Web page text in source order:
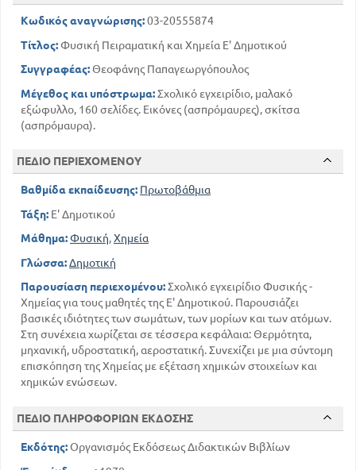
Κωδικός αναγνώρισης:03-20555874
Τίτλος:Φυσική Πειραματική και Χημεία Ε' Δημοτικού
Συγγραφέας:Θεοφάνης Παπαγεωργόπουλος
Μέγεθος και υπόστρωμα:Σχολικό εγχειρίδιο, μαλακό
εξώφυλλο, 160 σελίδες. Εικόνες (ασπρόμαυρες), σκίτσα
(ασπρόμαυρα).
ΠΕΔΙΟ ΠΕΡΙΕΧΟΜΕΝΟΥ
Βαθμίδα εκπαίδευσης: Πρωτοβάθμια
Τάξη: Ε' Δημοτικού
Μάθημα:Φυσική,Χημεία
Γλώσσα:Δημοτική
Παρουσίαση περιεχομένου:Σχολικό εγχειρίδιο Φυσικής -
Χημείας για τους μαθητές της Ε' Δημοτικού. Παρουσιάζει
βασικές ιδιότητες των σωμάτων, των μορίων και των ατόμων.
Στη συνέχεια χωρίζεται σε τέσσερα κεφάλαια: Θερμότητα,
μηχανική, υδροστατική, αεροστατική. Συνεχίζει με μια σύντομη
επισκόπηση της Χημείας με εξέταση χημικών στοιχείων και
χημικών ενώσεων.
ΠΕΔΙΟ ΠΛΗΡΟΦΟΡΙΩΝ ΕΚΔΟΣΗΣ
Εκδότης:Οργανισμός Εκδόσεως Διδακτικών Βιβλίων